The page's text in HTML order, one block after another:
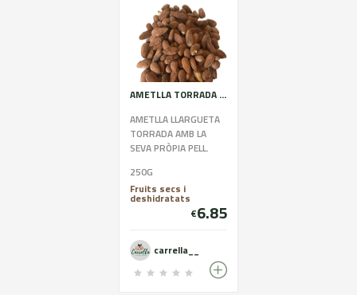
AMETLLA TORRADA AMB PELL
AMETLLA LLARGUETA
TORRADA AMB LA
SEVA PRÒPIA PELL.
BOSSES
BIODEGRADABLES I
100X100 SENSE
CONSERVANTS.
SAL.
250G
Fruits secs i
deshidratats
€6.85
carrella__